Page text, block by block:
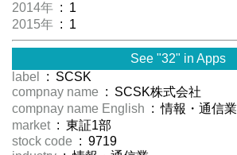
2014年 : 1
2015年 : 1
See "32" in Apps
label
: SCSK
compnay name : SCSK株式会社
compnay name English : 情報・通信業
market : 東証1部
stock code : 9719